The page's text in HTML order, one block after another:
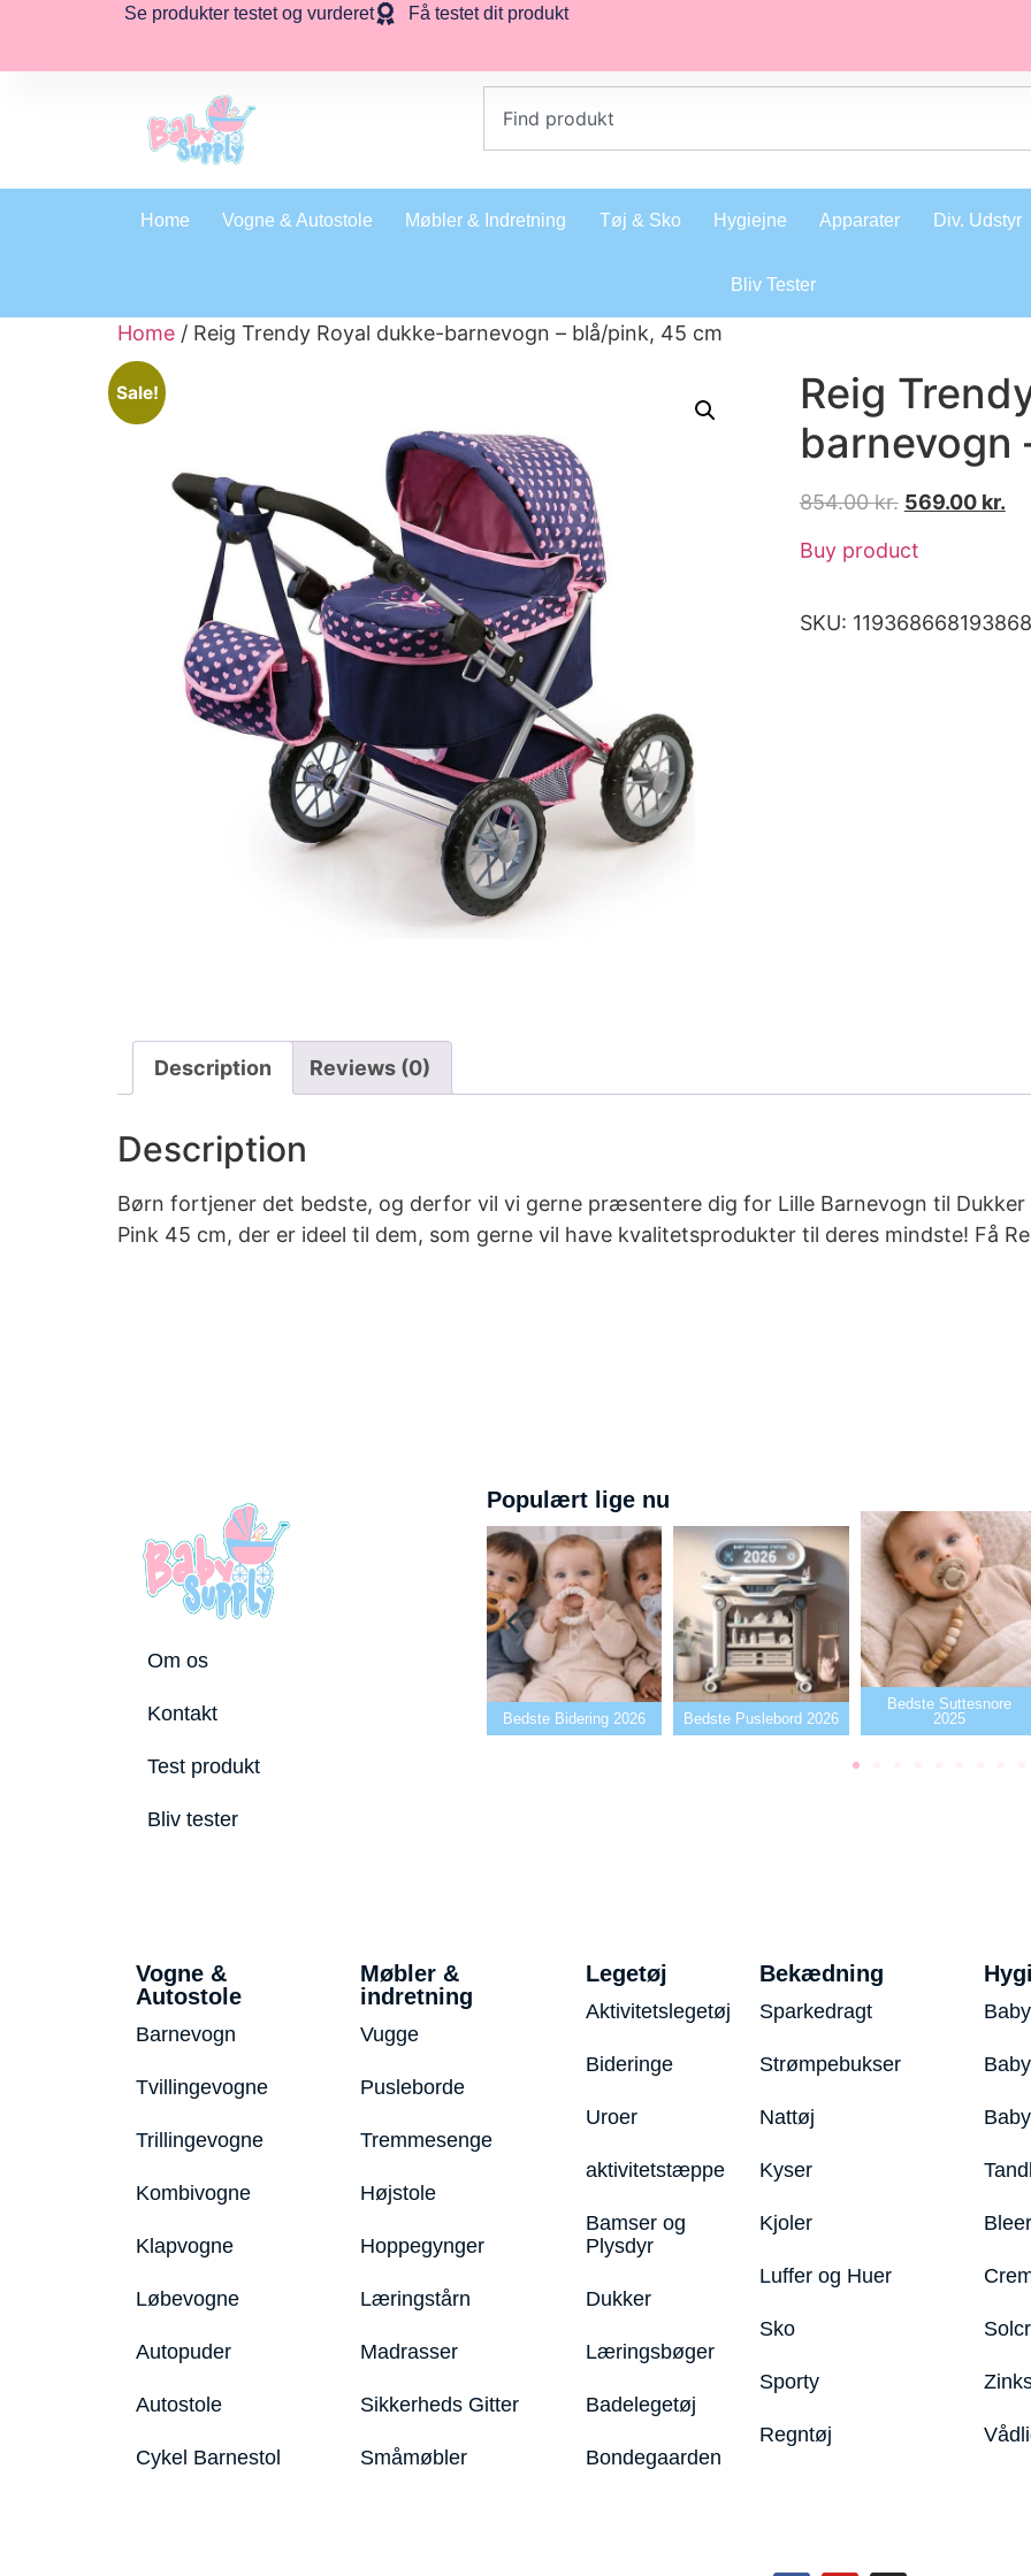
Se produkter testet og vurderet Få testet dit produkt
Home Vogne & Autostole Møbler & Indretning Tøj & Sko Hygiejne Apparater Div. Udstyr
Bliv Tester
Home / Reig Trendy Royal dukke-barnevogn – blå/pink, 45 cm
Sale!
Reig
barnevogn
854.00kr. 569.00 kr.
Buy product
SKU:
Description Reviews (0)
Description
Børn fortjener det bedste, og derfor vil vi gerne præsentere dig for Lille Barnevogn til Dukker
Pink 45 cm, der er ideel til dem, som gerne vil have kvalitetsprodukter til deres mindste! Få
Om os
Kontakt
Test produkt
Bliv tester
Populært lige nu
Bedste tremmeseng
2026
Bedste Bidering 2026 Bedste Puslebord 2026
Bedste Suttesnore
2025
Vogne &
Autostole
Barnevogn
Tvillingevogne
Trillingevogne
Kombivogne
Klapvogne
Løbevogne
Autopuder
Autostole
Cykel Barnestol
Møbler &
indretning
Vugge
Pusleborde
Tremmesenge
Højstole
Hoppegynger
Læringstårn
Madrasser
Sikkerheds Gitter
Småmøbler
Legetøj
Aktivitetslegetøj
Bideringe
Uroer
aktivitetstæppe
Bamser og
Plysdyr
Dukker
Læringsbøger
Badelegetøj
Bondegaarden
Bekædning
Sparkedragt
Strømpebukser
Nattøj
Kyser
Kjoler
Luffer og Huer
Sko
Sporty
Regntøj
Bleer